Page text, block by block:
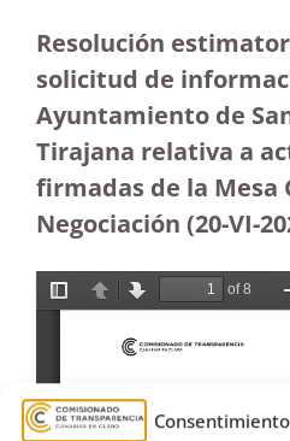
Resolución
solicitud de
Ayuntamiento de
Tirajana relativa a
firmadas de la Mesa
Negociación (20-VI-